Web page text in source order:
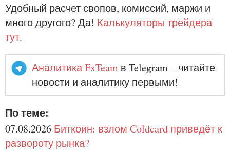
Удобный расчет свопов, комиссий, маржи и
много другого? Да! Калькуляторы трейдера
тут.
Аналитика FxTeam в Telegram – читайте
новости и аналитику первыми!
По теме:
07.08.2026 Биткоин: взлом Coldcard приведёт к
развороту рынка?